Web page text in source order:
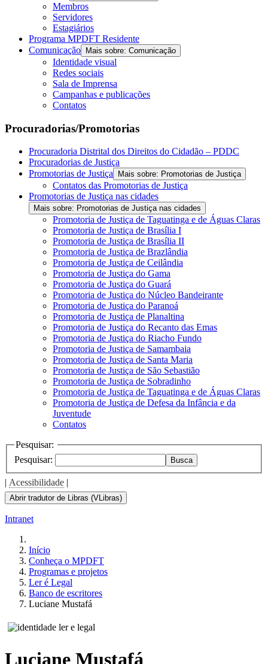
Membros
Servidores
Estagiários
Programa MPDFT Residente
Comunicação
Mais sobre: Comunicação
Identidade visual
Redes sociais
Sala de Imprensa
Campanhas e publicações
Contatos
Procuradorias/Promotorias
Procuradoria Distrital dos Direitos do Cidadão – PDDC
Procuradorias de Justiça
Promotorias de Justiça
Mais sobre: Promotorias de Justiça
Contatos das Promotorias de Justiça
Promotorias de Justiça nas cidades
Mais sobre: Promotorias de Justiça nas cidades
Promotoria de Justiça de Taguatinga e de Águas Claras
Promotoria de Justiça de Brasília I
Promotoria de Justiça de Brasília II
Promotoria de Justiça de Brazlândia
Promotoria de Justiça de Ceilândia
Promotoria de Justiça do Gama
Promotoria de Justiça do Guará
Promotoria de Justiça do Núcleo Bandeirante
Promotoria de Justiça do Paranoá
Promotoria de Justiça de Planaltina
Promotoria de Justiça do Recanto das Emas
Promotoria de Justiça do Riacho Fundo
Promotoria de Justiça de Samambaia
Promotoria de Justiça de Santa Maria
Promotoria de Justiça de São Sebastião
Promotoria de Justiça de Sobradinho
Promotoria de Justiça de Taguatinga e de Águas Claras
Promotoria de Justiça de Defesa da Infância e da
Juventude
Contatos
Pesquisar:
Pesquisar:
Busca
| Acessibilidade |
Abrir tradutor de Libras (VLibras)
Intranet
Início
Conheça o MPDFT
Programas e projetos
Ler é Legal
Banco de escritores
Luciane Mustafá
Luciane Mustafá